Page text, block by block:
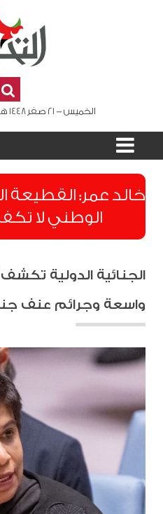
الخميس - 21 صفر 1448 هـ , 06 أغسطس 2026 م
​خالد عمر: القطيعة
الوطني لا
الجنائية الدولية
واسعة وجرائم عنف